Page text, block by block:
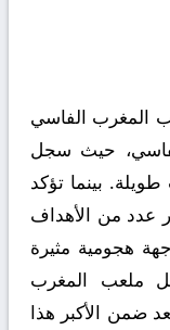
المغرب الفاسي
حيث سجل
بينما تؤكد
عدد من الأهداف
هجومية مثيرة
ملعب المغرب
ضمن الأكبر هذا